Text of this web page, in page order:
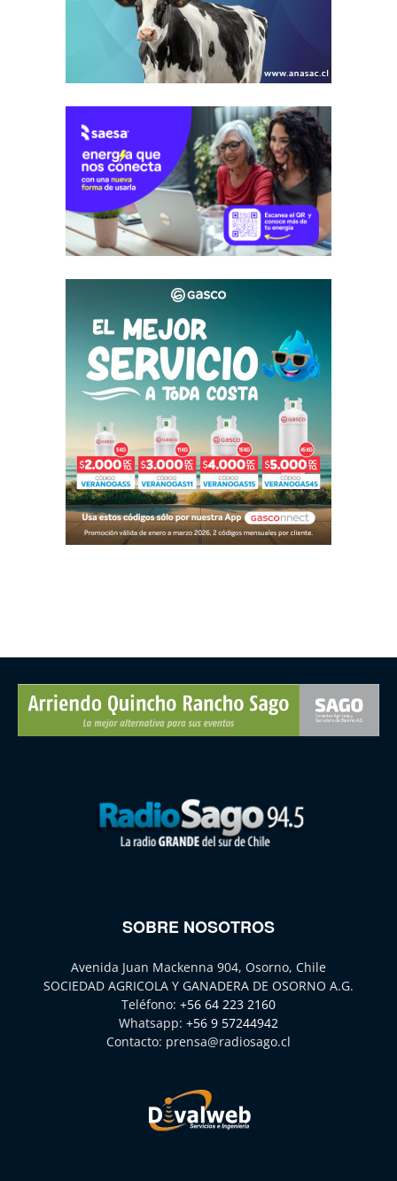
SOBRE NOSOTROS
Avenida Juan Mackenna 904, Osorno, Chile
SOCIEDAD AGRICOLA Y GANADERA DE OSORNO A.G.
Teléfono: +56 64 223 2160
Whatsapp: +56 9 57244942
Contacto: prensa@radiosago.cl